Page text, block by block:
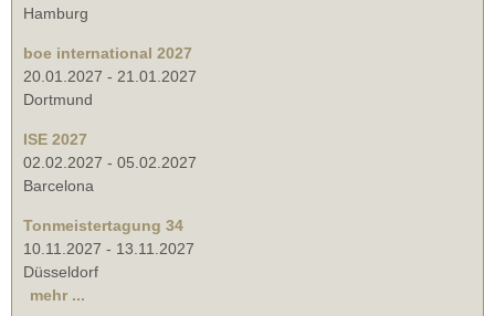
Hamburg
boe international 2027
20.01.2027 - 21.01.2027
Dortmund
ISE 2027
02.02.2027 - 05.02.2027
Barcelona
Tonmeistertagung 34
10.11.2027 - 13.11.2027
Düsseldorf
mehr ...